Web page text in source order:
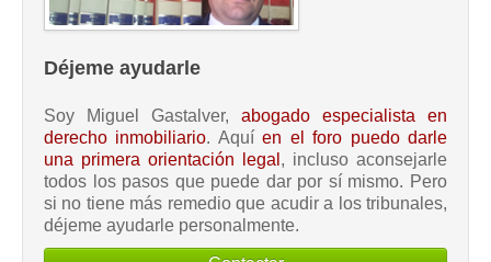
Déjeme ayudarle
Soy Miguel Gastalver, abogado especialista en
derecho inmobiliario. Aquíen el foro puedo darle
una primera orientación legal , incluso aconsejarle
todos los pasos que puede dar por sí mismo. Pero
si no tiene más remedio que acudir a los tribunales,
déjeme ayudarle personalmente.